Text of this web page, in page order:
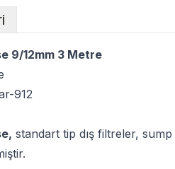
9/12mm 3 Metre
912
, standart tip dış filtreler,